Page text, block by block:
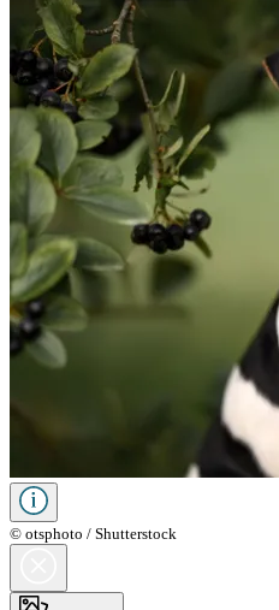
© otsphoto / Shutterstock